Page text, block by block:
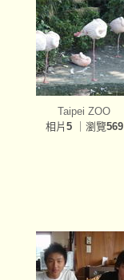
Taipei ZOO
相片 5｜瀏覽569